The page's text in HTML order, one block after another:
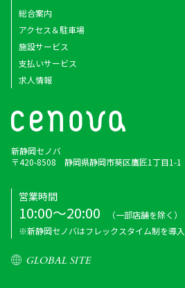
総合案内
アクセス＆駐車場
施設サービス
支払いサービス
求人情報
新静岡セノバ
〒420-8508 静岡県静岡市葵区鷹匠1丁目1-1
営業時間
10:00～20:00
（一部店舗を除く）
※新静岡セノバはフレックスタイム制を導
GLOBAL SITE